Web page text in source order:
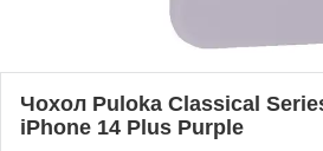
Чохол Puloka Classical
iPhone 14 Plus Purple